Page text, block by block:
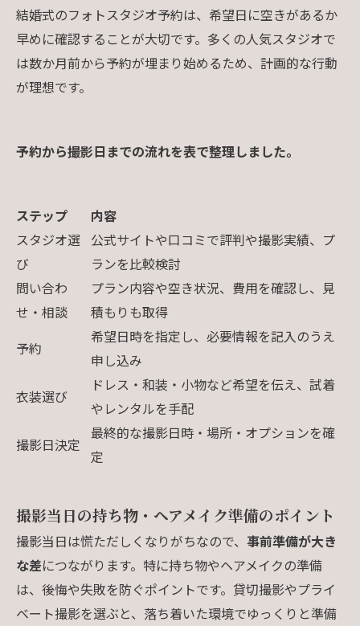
結婚式のフォトスタジオ予約は、希望日に空きがあるか
早めに確認することが大切です。多くの人気スタジオで
は数か月前から予約が埋まり始めるため、計画的な行動
が理想です。
予約から撮影日までの流れを表で整理しました。
ステップ
内容
スタジオ選
び
公式サイトや口コミで評判や撮影実績、プ
ランを比較検討
問い合わ
せ・相談
プラン内容や空き状況、費用を確認し、見
積もりも取得
予約
希望日時を指定し、必要情報を記入のうえ
申し込み
衣装選び
ドレス・和装・小物など希望を伝え、試着
やレンタルを手配
撮影日決定
最終的な撮影日時・場所・オプションを確
定
撮影当日の持ち物・ヘアメイク準備のポイント
撮影当日は慌ただしくなりがちなので、 事前準備が大き
な差につながります。特に持ち物やヘアメイクの準備
は、後悔や失敗を防ぐポイントです。貸切撮影やプライ
ベート撮影を選ぶと、落ち着いた環境でゆっくりと準備